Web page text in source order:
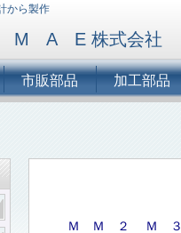
から製作
M A E 株式会社
市販部品 加工部品
Ｍ Ｍ ２
Ｍ